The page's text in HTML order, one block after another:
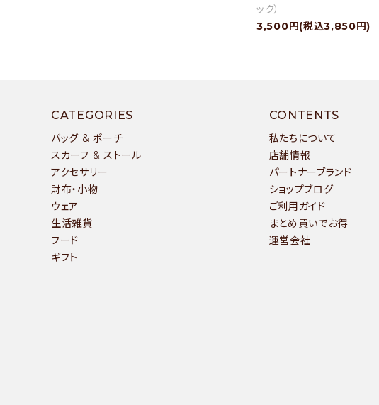
ック）
3,500円(税込3,850円)
CATEGORIES
バッグ & ポーチ
スカーフ & ストール
アクセサリー
財布・小物
ウェア
生活雑貨
フード
ギフト
CONTENTS
私たちについて
店舗情報
パートナーブランド
ショップブログ
ご利用ガイド
まとめ買いでお得
運営会社